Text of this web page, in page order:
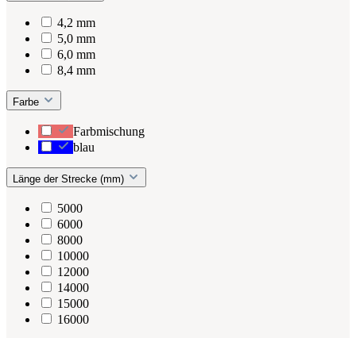
4,2 mm
5,0 mm
6,0 mm
8,4 mm
Farbe
Farbmischung
blau
Länge der Strecke (mm)
5000
6000
8000
10000
12000
14000
15000
16000